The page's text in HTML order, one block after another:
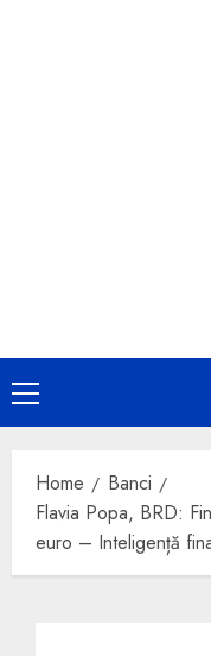
Primary
Menu
Home
Banci
Flavia Popa, BRD:
euro – Inteligență